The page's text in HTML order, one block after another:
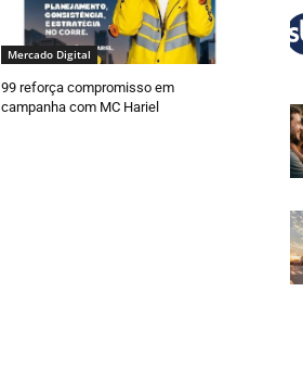
Mercado Digital
99 reforça compromisso em
campanha com MC Hariel